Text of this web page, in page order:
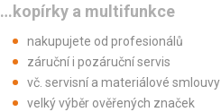
…kopírky a multifunkce
nakupujete od profesionálů
záruční i pozáruční servis
vč. servisní a materiálové smlouvy
velký výběr ověřených značek